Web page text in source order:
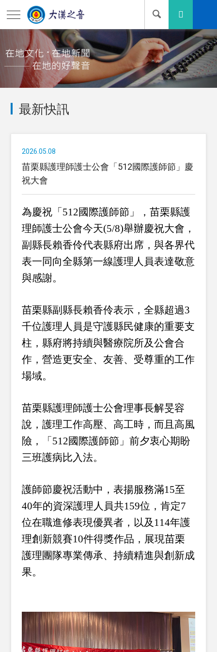
最新快訊
2026.05.08
苗栗縣護理師護士公會「512國際護師節」慶
祝大會
為慶祝「512國際護師節」，苗栗縣護
理師護士公會今天(5/8)舉辦慶祝大會，
副縣長賴香伶代表縣府出席，與各界代
表一同向全縣第一線護理人員表達敬意
與感謝。
苗栗縣副縣長賴香伶表示，全縣超過3
千位護理人員是守護縣民健康的重要支
柱，縣府將持續與醫療院所及公會合
作，營造更安全、友善、受尊重的工作
場域。
苗栗縣護理師護士公會理事長解旻容
說，護理工作高壓、高工時，而且高風
險，「512國際護師節」前夕衷心期盼
三班護病比入法。
護師節慶祝活動中，表揚服務滿15至
40年的資深護理人員共159位，肯定7
位在職進修表現優異者，以及114年護
理創新競賽10件得獎作品，展現苗栗
護理團隊專業傳承、持續精進與創新成
果。